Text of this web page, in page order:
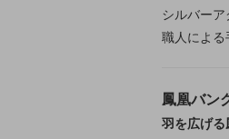
シルバー
職人による
鳳凰バン
羽を広げる